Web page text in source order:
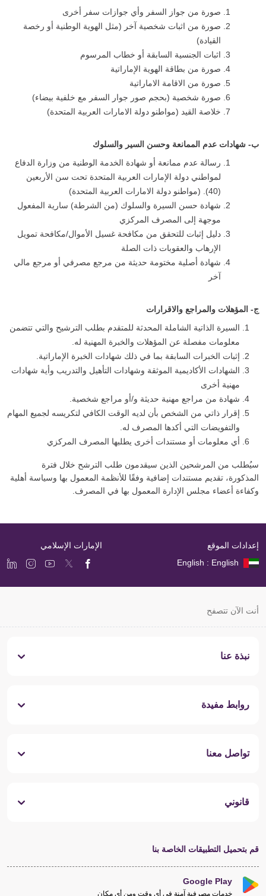
صورة من جواز السفر وأي جوازات سفر أخرى
صورة من اثبات شخصية آخر (مثل الهوية الوطنية أو رخصة
القيادة)
اثبات الجنسية السابقة أو خطاب المرسوم
صورة من بطاقة الهوية الإماراتية
صورة من الاقامة الاماراتية
صورة شخصية (بحجم صور جوار السفر مع خلفية بيضاء)
خلاصة القيد (مواطنو دولة الامارات العربية المتحدة)
ب‌- شهادات عدم الممانعة وحسن السير والسلوك
رسالة عدم ممانعة أو شهادة الخدمة الوطنية من وزارة الدفاع
لمواطني دولة الإمارات العربية المتحدة تحت سن الأربعين
(40). (مواطنو دولة الامارات العربية المتحدة)
شهادة حسن السيرة والسلوك (من الشرطة) سارية المفعول
موجهة إلى المصرف المركزي
دليل إثبات للتحقق من مكافحة غسيل الأموال/مكافحة تمويل
الإرهاب والعقوبات ذات الصلة
شهادة أصلية مختومة حديثة من مرجع مصرفي أو مرجع مالي
آخر
ج‌- المؤهلات والمراجع والاقرارات
السيرة الذاتية الشاملة المحدثة للمتقدم بطلب الترشيح والتي تتضمن
معلومات مفصلة عن المؤهلات والخبرة المهنية له.
إثبات الخبرات السابقة بما في ذلك شهادات الخبرة الإماراتية.
الشهادات الأكاديمية الموثقة وشهادات التأهيل والتدريب وأية شهادات
مهنية أخرى
شهادة من مراجع مهنية حديثة و/أو مراجع شخصية.
إقرار ذاتي من الشخص بأن لديه الوقت الكافي لتكريسه لجميع المهام
والتفويضات التي أكدها المصرف له.
أي معلومات أو مستندات أخرى يطلبها المصرف المركزي
سيُطلب من المرشحين الذين سيقدمون طلب الترشح خلال فترة
المذكورة، تقديم مستندات إضافية وفقًا للأنظمة المعمول بها وسياسة أهلية
وكفاءة أعضاء مجلس الإدارة المعمول بها في المصرف.
إعدادات الموقع
English : English
الإمارات الإسلامي
أنت الآن تتصفح
نبذة عنا
روابط مفيدة
تواصل معنا
قانوني
قم بتحميل التطبيقات الخاصة بنا
Google Play
خدمات مصرفية آمنة في أي وقت ومن أي مكان